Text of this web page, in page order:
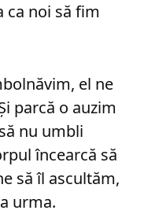
ca noi să fim
el ne
parcă o auzim
nu umbli
încearcă să
să îl ascultăm,
urma.